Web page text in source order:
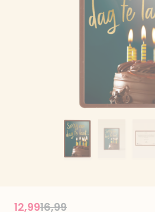
Price reduced from
16,99to
12,99